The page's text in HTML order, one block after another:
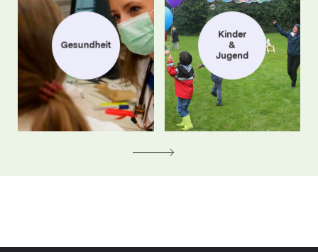
Gesundheit
Kinder
&
Jugend